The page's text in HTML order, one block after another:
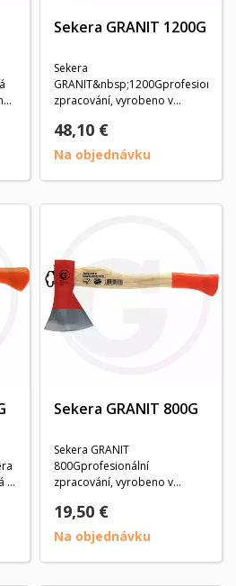
Sekera GRANIT 1200G
Sekera
GRANIT&nbsp;1200Gprofesionální
zpracování, vyrobeno v
jakosti...
48,10 €
Na objednávku
z
Sekera GRANIT 800G
Sekera GRANIT
800Gprofesionální
zpracování, vyrobeno v
dle DIN...
19,50 €
Na objednávku